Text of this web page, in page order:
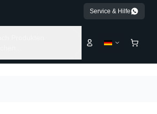
Service & Hilfe